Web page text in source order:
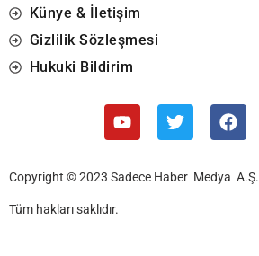
Künye & İletişim
Gizlilik Sözleşmesi
Hukuki Bildirim
Copyright © 2023 Sadece Haber Medya A.Ş.
Tüm hakları saklıdır.